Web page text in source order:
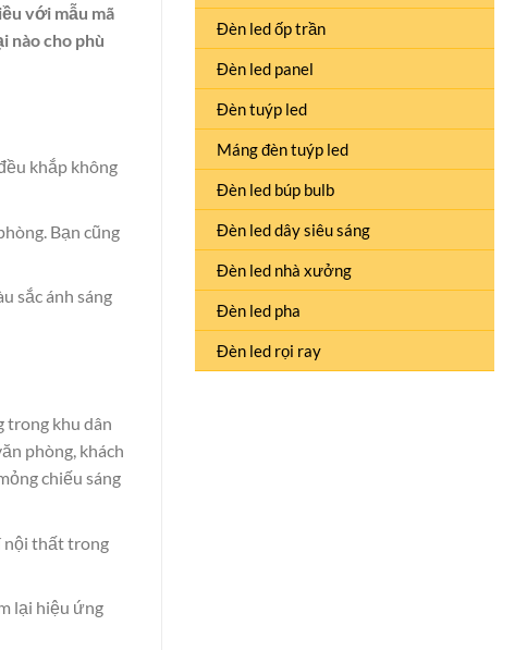
với mẫu mã
nào cho phù
khắp không
Bạn cũng
sắc ánh sáng
trong khu dân
phòng, khách
chiếu sáng
nội thất trong
lại hiệu ứng
Đèn led ốp trần
Đèn led panel
Đèn tuýp led
Máng đèn tuýp led
Đèn led búp bulb
Đèn led dây siêu sáng
Đèn led nhà xưởng
Đèn led pha
Đèn led rọi ray